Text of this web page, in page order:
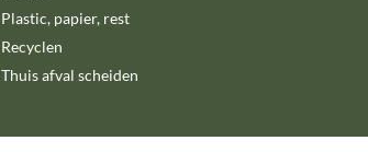
Plastic, papier, rest
Recyclen
Thuis afval scheiden